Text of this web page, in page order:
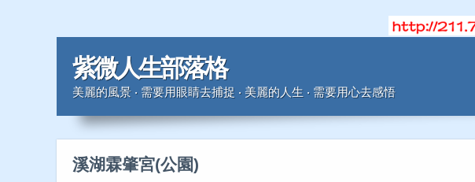
紫微人生部落格
美麗的風景 ‧ 需要用眼睛去捕捉 ‧ 美麗的人生 ‧ 需要用心去感悟
溪湖霖肇宮(公園)